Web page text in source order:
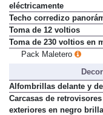
eléctricamente
Techo corredizo
Toma de 12 voltios
Toma de 230 voltios en
Pack Maletero
Alfombrillas delante y
Carcasas de retrovisores
exteriores en negro